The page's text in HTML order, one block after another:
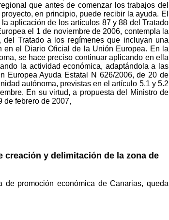
que antes de comenzar los trabajos del
en principio, puede recibir la ayuda. El
aplicación de los artículos 87 y 88 del Tratado
el 1 de noviembre de 2006, contempla la
Tratado a los regímenes que incluyan una
en el Diario Oficial de la Unión Europea. En la
se hace preciso continuar aplicando en ella
la actividad económica, adaptándola a las
Europea Ayuda Estatal N 626/2006, de 20 de
autónoma, previstas en el artículo 5.1 y 5.2
En su virtud, a propuesta del Ministro de
de febrero de 2007,
creación y delimitación de la zona de
promoción económica de Canarias, queda